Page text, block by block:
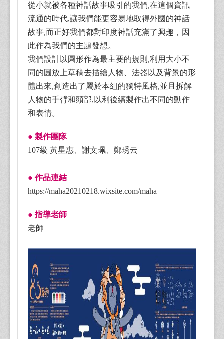
從小就被各種神話故事吸引的我們,在這個資訊
流通的時代,讓我們能更容易地取得外國的神話
故事,而正好我們都對印度神話充滿了興趣，因
此作為我們的主題發想。
我們設計以圓形作為最主要的規則,利用大小不
同的圓放上草稿去描繪人物、法器以及背景的形
體出來,創造出了屬於本組的獨特風格,並且拆解
人物的手臂和頭部,以利後續製作出不同的動作
和表情。
● 製作團隊
107級 黃星惠、謝文珮、鄭琇云
● 作品連結
https://maha20210218.wixsite.com/maha
● 指導老師
老師